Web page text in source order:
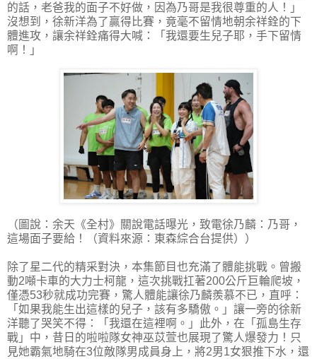
的話，老爸我的面子不好做，因為乃哥是我很尊重的人！」
沒想到，徐新洋為了贏得比賽，竟毫不留情地朝余祥銓的下
體進攻，讓余祥銓痛得大喊：「我還要生兒子耶，手下留情
啊！」
（圖說：余天《全村》關說電話曝光，致電徐乃麟：乃哥，
這場面子要給！（資料來源：東森綜合台提供））
除了星二代的精采對決，本集節目也充滿了體能挑戰。曾搬
動2噸卡車的大力士柯龍，這次挑戰扛著200公斤巨輪爬坡，
僅憑53秒就成功完賽，驚人體能讓徐乃麟羨慕不已，直呼：
「如果我能生出這樣的兒子，該有多驕傲。」讓一旁的徐新
洋聽了哭笑不得：「我還在這裡啊。」此外，在「孤島生存
戰」中，昔日的啦啦隊女神巫苡萱也展現了驚人爆發力！只
見她霸氣地騎在3位敵隊男成員身上，將2男1女狠推下水，還